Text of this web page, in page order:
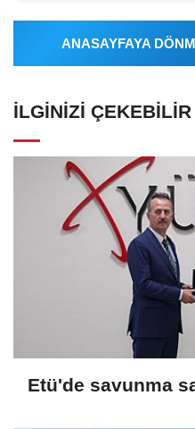
ANASAYFAYA
İLGINIZI ÇEKEBILIR
Etü'de savunma